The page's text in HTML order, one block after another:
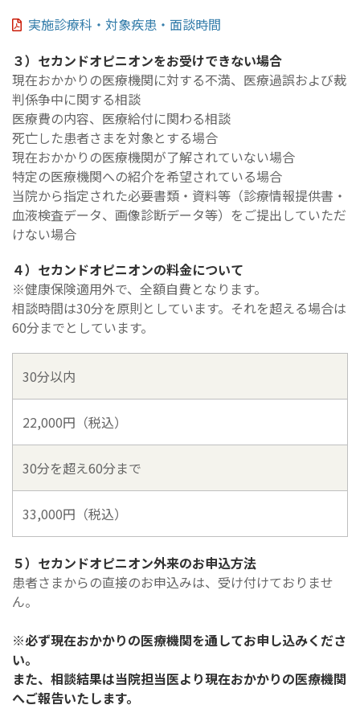
実施診療科・対象疾患・面談時間
３）セカンドオピニオンをお受けできない場合
現在おかかりの医療機関に対する不満、医療過誤および裁
判係争中に関する相談
医療費の内容、医療給付に関わる相談
死亡した患者さまを対象とする場合
現在おかかりの医療機関が了解されていない場合
特定の医療機関への紹介を希望されている場合
当院から指定された必要書類・資料等（診療情報提供書・
血液検査データ、画像診断データ等）をご提出していただ
けない場合
４）セカンドオピニオンの料金について
※健康保険適用外で、全額自費となります。
相談時間は30分を原則としています。それを超える場合は
60分までとしています。
30分以内
22,000円（税込）
30分を超え60分まで
33,000円（税込）
５）セカンドオピニオン外来のお申込方法
患者さまからの直接のお申込みは、受け付けておりませ
ん。
※必ず現在おかかりの医療機関を通してお申し込みくださ
い。
また、相談結果は当院担当医より現在おかかりの医療機関
へご報告いたします。